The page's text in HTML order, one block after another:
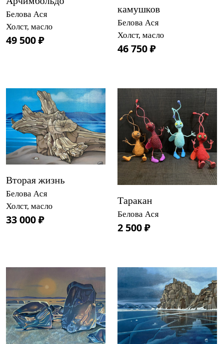
Белова Ася
Холст, масло
49 500 ₽
камушков
Белова Ася
Холст, масло
46 750 ₽
Вторая жизнь
Белова Ася
Холст, масло
33 000 ₽
Таракан
Белова Ася
2 500 ₽